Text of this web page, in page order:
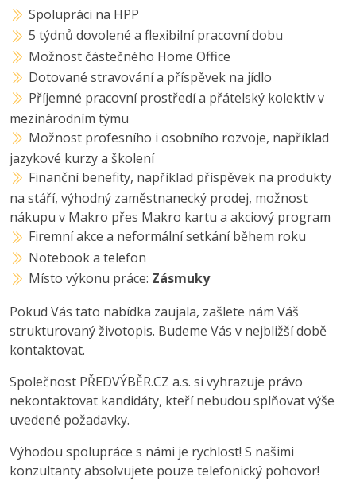
Spolupráci na HPP
5 týdnů dovolené a flexibilní pracovní dobu
Možnost částečného Home Office
Dotované stravování a příspěvek na jídlo
Příjemné pracovní prostředí a přátelský kolektiv v
mezinárodním týmu
Možnost profesního i osobního rozvoje, například
jazykové kurzy a školení
Finanční benefity, například příspěvek na produkty
na stáří, výhodný zaměstnanecký prodej, možnost
nákupu v Makro přes Makro kartu a akciový program
Firemní akce a neformální setkání během roku
Notebook a telefon
Místo výkonu práce: Zásmuky
Pokud Vás tato nabídka zaujala, zašlete nám Váš
strukturovaný životopis. Budeme Vás v nejbližší době
kontaktovat.
Společnost PŘEDVÝBĚR.CZ a.s. si vyhrazuje právo
nekontaktovat kandidáty, kteří nebudou splňovat výše
uvedené požadavky.
Výhodou spolupráce s námi je rychlost! S našimi
konzultanty absolvujete pouze telefonický pohovor!